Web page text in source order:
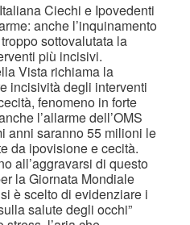
Ciechi e Ipovedenti
anche l’inquinamento
sottovalutata la
più incisivi.
Vista richiama la
incisività degli interventi
fenomeno in forte
l’allarme dell’OMS
anni saranno 55 milioni le
da ipovisione e cecità.
all’aggravarsi di questo
la Giornata Mondiale
è scelto di evidenziare i
salute degli occhi”